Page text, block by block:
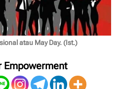
atau May Day. (Ist.)
Empowerment